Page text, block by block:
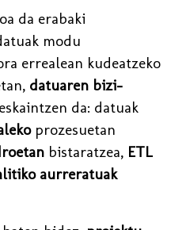
da erabaki
modu
errealean kudeatzeko
datuaren bizi-
da: datuak
prozesuetan
bistaratzea, ETL
aurreratuak